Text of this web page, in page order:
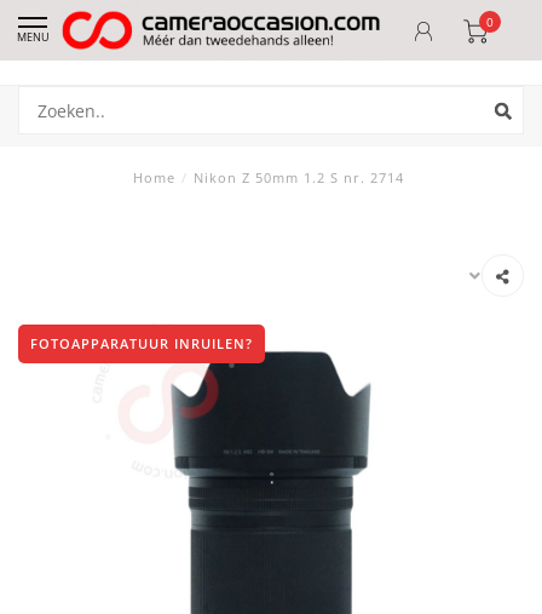
MENU
0
Home / Nikon Z 50mm 1.2 S nr. 2714
FOTOAPPARATUUR INRUILEN?